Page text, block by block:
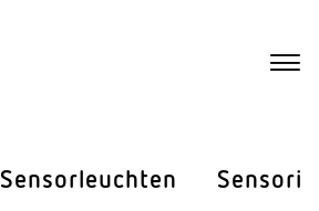
Sensor­leuchten Sensorik